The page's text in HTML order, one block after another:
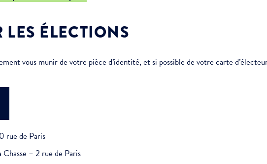
LES ÉLECTIONS
vous munir de votre pièce d’identité, et si possible de votre carte
rue de Paris
– 2 rue de Paris